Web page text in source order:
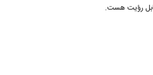
رؤیت هست.